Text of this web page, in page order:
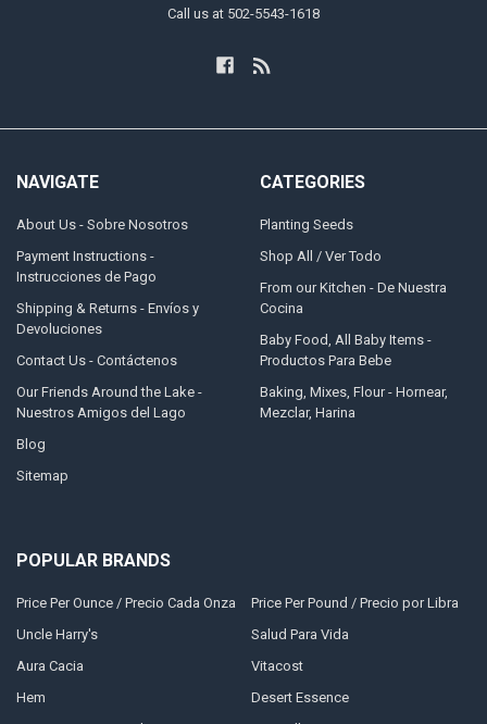
Call us at 502-5543-1618
NAVIGATE
About Us - Sobre Nosotros
Payment Instructions -
Instrucciones de Pago
Shipping & Returns - Envíos y
Devoluciones
Contact Us - Contáctenos
Our Friends Around the Lake -
Nuestros Amigos del Lago
Blog
Sitemap
CATEGORIES
Planting Seeds
Shop All / Ver Todo
From our Kitchen - De Nuestra
Cocina
Baby Food, All Baby Items -
Productos Para Bebe
Baking, Mixes, Flour - Hornear,
Mezclar, Harina
POPULAR BRANDS
Price Per Ounce / Precio Cada Onza
Uncle Harry's
Aura Cacia
Hem
Price Per Pound / Precio por Libra
Salud Para Vida
Vitacost
Desert Essence